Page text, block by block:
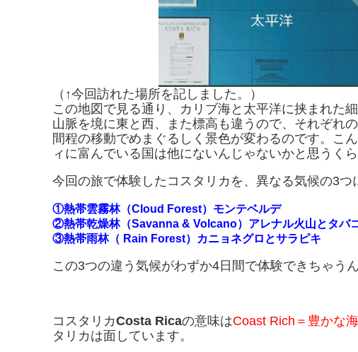
（↑今回訪れた場所を記しました。）
この地図で見る通り、カリブ海と太平洋に挟まれた
山脈を境に東と西、また標高も違うので、それぞれ
間程の移動でめまぐるしく景色が変わるのです。こ
ィに富んでいる国は他にないんじゃないかと思うくら
今回の旅で体験したコスタリカを、異なる気候の3つ
①熱帯雲霧林（Cloud Forest）モンテベルデ
②熱帯乾燥林（Savanna & Volcano）アレナル火山とタバ
③熱帯雨林（ Rain Forest）カニョネグロとサラピキ
この3つの違う気候がわずか4日間で体験できちゃう
コスタリカCosta Ricaの意味はCoast Rich＝豊かな
タリカは面しています。